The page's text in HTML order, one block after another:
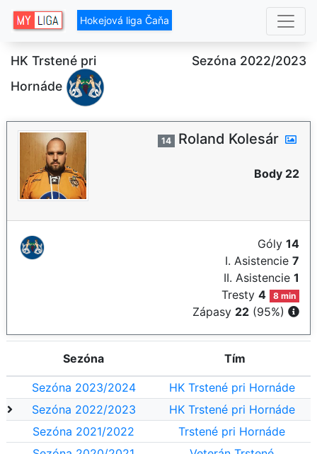
Hokejová liga Čaňa
HK Trstené pri
Hornáde
Sezóna 2022/2023
14 Roland Kolesár
Body 22
Góly 14
I. Asistencie 7
II. Asistencie 1
Tresty4 8 min
Zápasy 22 (95%)
Sezóna Tím
Sezóna 2023/2024
HK Trstené pri Hornáde
Sezóna 2022/2023
HK Trstené pri Hornáde
Sezóna 2021/2022
Trstené pri Hornáde